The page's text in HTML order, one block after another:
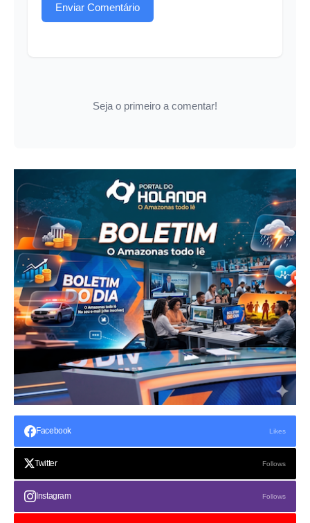
Enviar Comentário
Seja o primeiro a comentar!
Facebook Likes
Twitter Follows
Instagram Follows